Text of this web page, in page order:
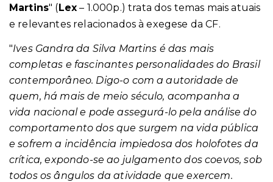
Martins" (Lex – 1.000p.) trata dos temas mais atuais
e relevantes relacionados à exegese da CF.
"Ives Gandra da Silva Martins é das mais
completas e fascinantes personalidades do Brasil
contemporâneo. Digo-o com a autoridade de
quem, há mais de meio século, acompanha a
vida nacional e pode assegurá-lo pela análise do
comportamento dos que surgem na vida pública
e sofrem a incidência impiedosa dos holofotes da
crítica, expondo-se ao julgamento dos coevos, sob
todos os ângulos da atividade que exercem.